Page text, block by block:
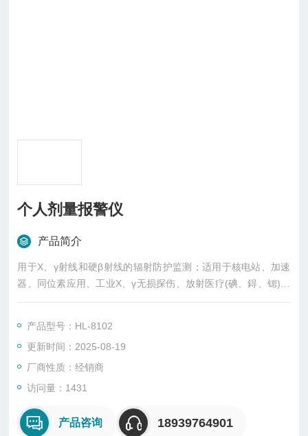
个人剂量报警仪
产品简介
用于X、γ射线和硬β射线的辐射防护监测；适用于核电站、加速
器、同位素应用、工业X、γ无损探伤、放射医疗(碘、鍀、锶)、
钴源治疗、γ辐照、放射性实验室、再生资源、核设施周围环境
产品型号：HL-8102
更新时间：2025-08-19
厂商性质：经销商
访问量：1431
产品咨询 18939764901